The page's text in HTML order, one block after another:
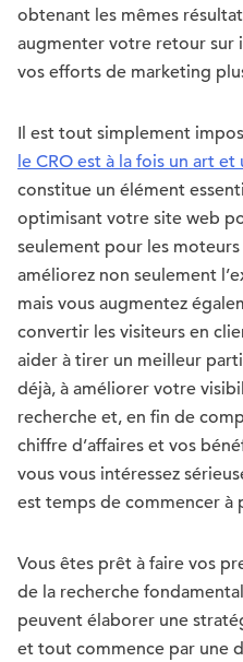
obtenant les mêmes
augmenter votre retour sur
vos efforts de marketing
Il est tout simplement
le CRO est à la fois un art et
constitue un élément
optimisant votre site web
seulement pour les
améliorez non seulement
mais vous augmentez
convertir les visiteurs en
aider à tirer un meilleur
déjà, à améliorer votre
recherche et, en fin de
chiffre d’affaires et vos
vous vous intéressez
est temps de commencer à
Vous êtes prêt à faire vos
de la recherche
peuvent élaborer une
et tout commence par une